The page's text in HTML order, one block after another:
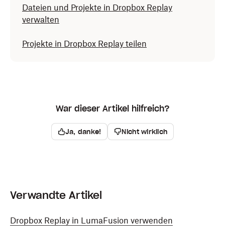
Dateien und Projekte in Dropbox Replay
verwalten
Projekte in Dropbox Replay teilen
War dieser Artikel hilfreich?
Ja, danke! Nicht wirklich
Verwandte Artikel
Dropbox Replay in LumaFusion verwenden